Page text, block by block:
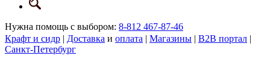
Нужна помощь с выбором: 8-812 467-87-46
Крафт и сидр | Доставка и оплата | Магазины | B2B портал |
Санкт-Петербург